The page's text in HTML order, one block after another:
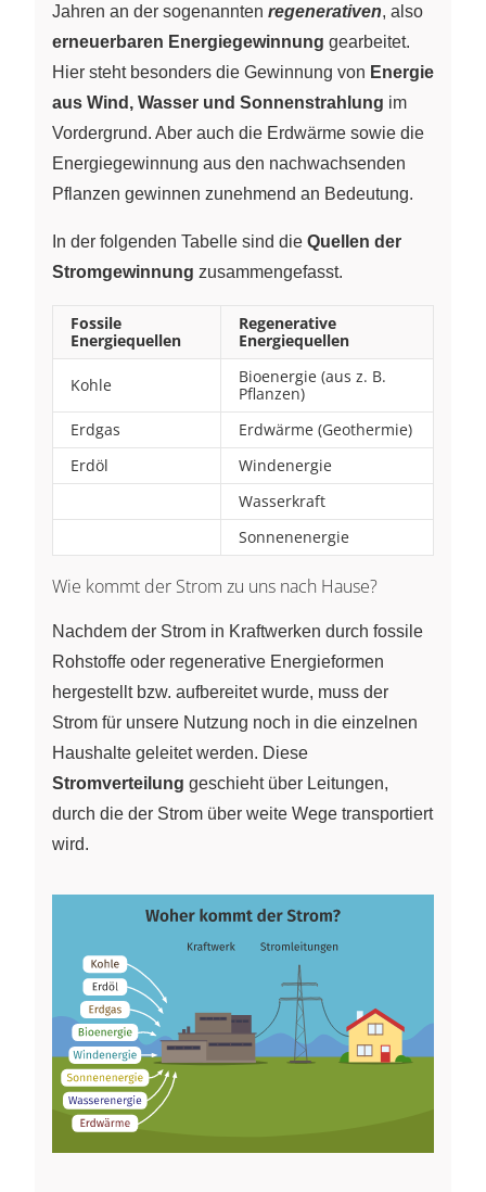
Jahren an der sogenannten regenerativen, also
erneuerbaren Energiegewinnung gearbeitet.
Hier steht besonders die Gewinnung von Energie
aus Wind, Wasser und Sonnenstrahlung im
Vordergrund. Aber auch die Erdwärme sowie die
Energiegewinnung aus den nachwachsenden
Pflanzen gewinnen zunehmend an Bedeutung.
In der folgenden Tabelle sind die Quellen der
Stromgewinnung zusammengefasst.
Fossile
Energiequellen
Regenerative
Energiequellen
Kohle
Bioenergie (aus z. B.
Pflanzen)
Erdgas
Erdwärme (Geothermie)
Erdöl
Windenergie
Wasserkraft
Sonnenenergie
Wie kommt der Strom zu uns nach Hause?
Nachdem der Strom in Kraftwerken durch fossile
Rohstoffe oder regenerative Energieformen
hergestellt bzw. aufbereitet wurde, muss der
Strom für unsere Nutzung noch in die einzelnen
Haushalte geleitet werden. Diese
Stromverteilung geschieht über Leitungen,
durch die der Strom über weite Wege transportiert
wird.